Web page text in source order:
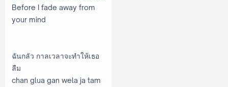
Before I fade away from
your mind
ฉันกลัว กาลเวลาจะทำให้เธอ
ลืม
chan glua gan wela ja tam